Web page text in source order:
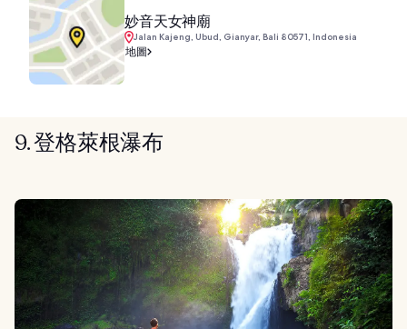
妙音天女神廟
Jalan Kajeng, Ubud, Gianyar, Bali 80571, Indonesia
地圖
9. 登格萊根瀑布